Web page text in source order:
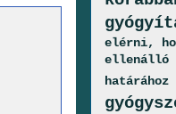
elérni,
ellenálló